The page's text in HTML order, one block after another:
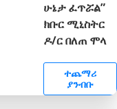
ሁኔታ ፈጥሯል”
ክቡር ሚኒስትር
ዶ/ር በለጠ ሞላ
ተጨማሪ
ያንብቡ